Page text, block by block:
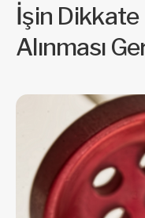
İşin Dikkate
Alınması